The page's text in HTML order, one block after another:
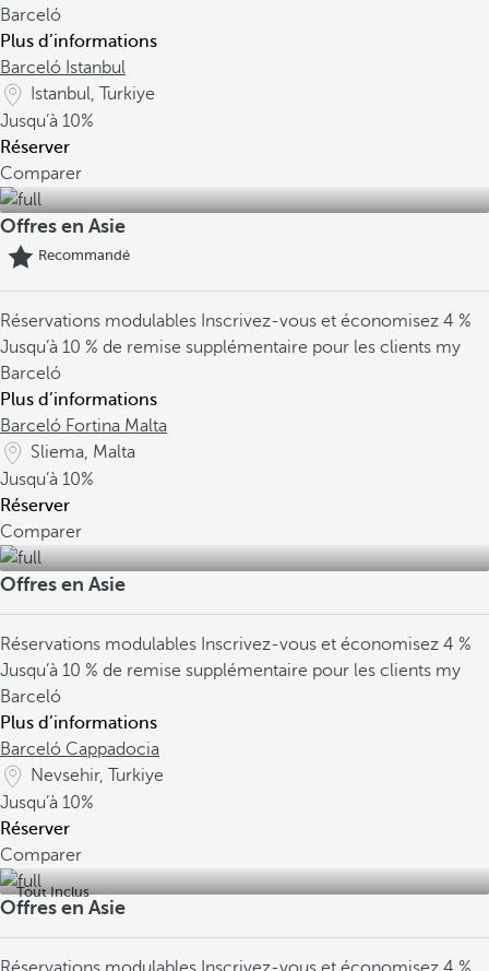
Barceló
Plus d’informations
Barceló Istanbul
Istanbul, Turkiye
Jusqu’à 10%
Réserver
Comparer
Offres en Asie
Recommandé
Réservations modulables Inscrivez-vous et économisez 4 %
Jusqu’à 10 % de remise supplémentaire pour les clients my
Barceló
Plus d’informations
Barceló Fortina Malta
Sliema, Malta
Jusqu’à 10%
Réserver
Comparer
Offres en Asie
Réservations modulables Inscrivez-vous et économisez 4 %
Jusqu’à 10 % de remise supplémentaire pour les clients my
Barceló
Plus d’informations
Barceló Cappadocia
Nevsehir, Turkiye
Jusqu’à 10%
Réserver
Comparer
Tout Inclus
Offres en Asie